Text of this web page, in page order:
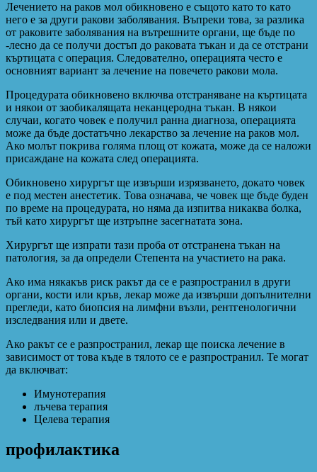
Лечението на раков мол обикновено е същото като то като
него е за други ракови заболявания. Въпреки това, за разлика
от раковите заболявания на вътрешните органи, ще бъде по
-лесно да се получи достъп до раковата тъкан и да се отстрани
къртицата с операция. Следователно, операцията често е
основният вариант за лечение на повечето ракови мола.
Процедурата обикновено включва отстраняване на къртицата
и някои от заобикалящата неканцеродна тъкан. В някои
случаи, когато човек е получил ранна диагноза, операцията
може да бъде достатъчно лекарство за лечение на раков мол.
Ако молът покрива голяма площ от кожата, може да се наложи
присаждане на кожата след операцията.
Обикновено хирургът ще извърши изрязването, докато човек
е под местен анестетик. Това означава, че човек ще бъде буден
по време на процедурата, но няма да изпитва никаква болка,
тъй като хирургът ще изтръпне засегнатата зона.
Хирургът ще изпрати тази проба от отстранена тъкан на
патология, за да определи Степента на участието на рака.
Ако има някакъв риск ракът да се е разпространил в други
органи, кости или кръв, лекар може да извърши допълнителни
прегледи, като биопсия на лимфни възли, рентгенологични
изследвания или и двете.
Ако ракът се е разпространил, лекар ще поиска лечение в
зависимост от това къде в тялото се е разпространил. Те могат
да включват:
Имунотерапия
лъчева терапия
Целева терапия
профилактика